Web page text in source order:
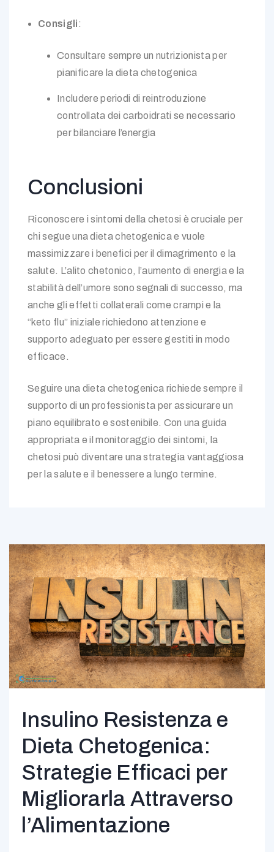
Consigli:
Consultare sempre un nutrizionista per
pianificare la dieta chetogenica
Includere periodi di reintroduzione
controllata dei carboidrati se necessario
per bilanciare l’energia
Conclusioni
Riconoscere i sintomi della chetosi è cruciale per
chi segue una dieta chetogenica e vuole
massimizzare i benefici per il dimagrimento e la
salute. L’alito chetonico, l’aumento di energia e la
stabilità dell’umore sono segnali di successo, ma
anche gli effetti collaterali come crampi e la
“keto flu” iniziale richiedono attenzione e
supporto adeguato per essere gestiti in modo
efficace.
Seguire una dieta chetogenica richiede sempre il
supporto di un professionista per assicurare un
piano equilibrato e sostenibile. Con una guida
appropriata e il monitoraggio dei sintomi, la
chetosi può diventare una strategia vantaggiosa
per la salute e il benessere a lungo termine.
Insulino Resistenza e
Dieta Chetogenica:
Strategie Efficaci per
Migliorarla Attraverso
l’Alimentazione